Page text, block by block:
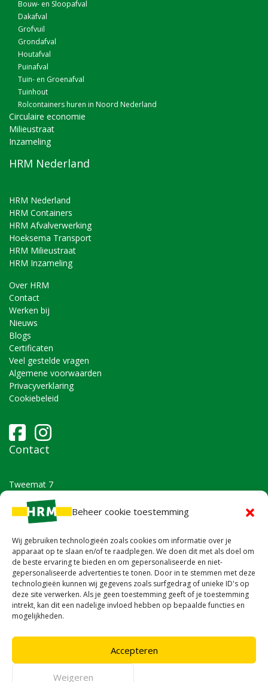
Beheer cookie toestemming
Wij gebruiken technologieën zoals cookies om informatie over je
apparaat op te slaan en/of te raadplegen. We doen dit met als doel om
de beste ervaring te bieden en om gepersonaliseerde en niet-
gepersonaliseerde advertenties te tonen. Door in te stemmen met deze
technologieën kunnen wij gegevens zoals surfgedrag of unieke ID's op
deze site verwerken. Als je geen toestemming geeft of je toestemming
intrekt, kan dit een nadelige invloed hebben op bepaalde functies en
mogelijkheden.
Accepteren
Weigeren
Bouw- en Sloopafval
Dakafval
Grofvuil
Grondafval
Houtafval
Puinafval
Tuin- en Groenafval
Tuinhout
Rolcontainers huren in Noord Nederland
Circulaire economie
Milieustraat
Inzameling
HRM Nederland
HRM Nederland
HRM Containers
HRM Afvalverwerking
Hoeksema Transport
HRM Milieustraat
HRM Inzameling
Over HRM
Contact
Werken bij
Nieuws
Blogs
Certificaten
Veel gestelde vragen
Algemene voorwaarden
Privacyverklaring
Cookiebeleid
Contact
Tweemat 7
9861 TB Grootegast
IBAN: NL30RABO0385705271
Bel ons op
Stuur ons eenmail
Openingstijden HRM Nederland
maandag
07:00–18:00
dinsdag
07:00–18:00
woensdag 07:00–18:00
vrijdag